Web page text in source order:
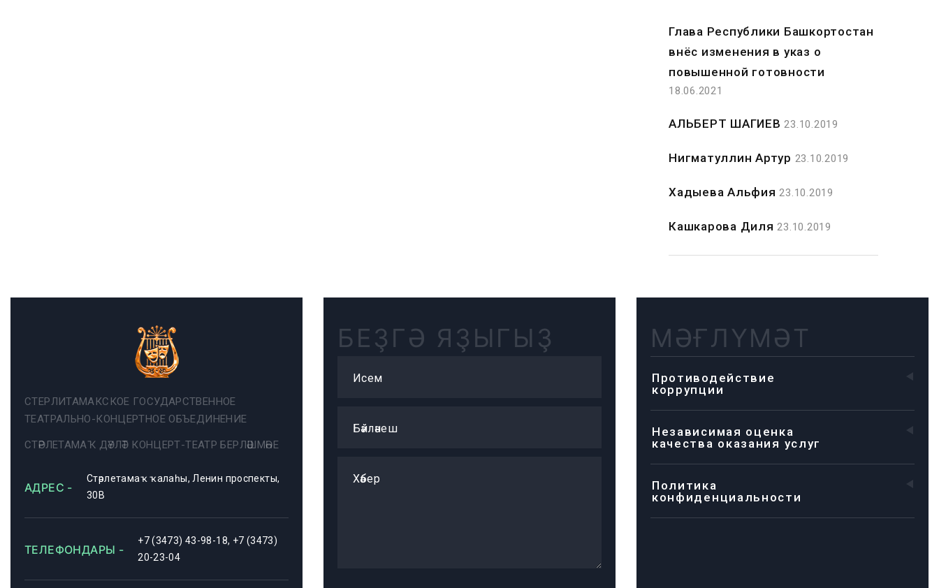
Глава Республики Башкортостан
внёс изменения в указ о
повышенной готовности
18.06.2021
АЛЬБЕРТ ШАГИЕВ 23.10.2019
Нигматуллин Артур 23.10.2019
Хадыева Альфия 23.10.2019
Кашкарова Диля 23.10.2019
СТЕРЛИТАМАКСКОЕ ГОСУДАРСТВЕННОЕ
ТЕАТРАЛЬНО-КОНЦЕРТНОЕ ОБЪЕДИНЕНИЕ
СТӘРЛЕТАМАҠ ДӘҮЛӘТ КОНЦЕРТ-ТЕАТР БЕРЛӘШМӘҺЕ
АДРЕС -
Стәрлетамаҡ ҡалаһы, Ленин проспекты,
30В
ТЕЛЕФОНДАРЫ -
+7 (3473) 43-98-18, +7 (3473)
20-23-04
БЕҘГӘ ЯҘЫГЫҘ
Исем
Бәйләнеш
Хәбер
МӘҒЛҮМӘТ
Противодействие
коррупции
Независимая оценка
качества оказания услуг
Политика
конфиденциальности